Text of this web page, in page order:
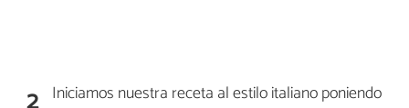
Iniciamos nuestra receta al estilo italiano poniendo